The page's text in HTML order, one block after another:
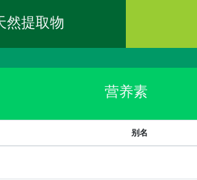
然提取物
营养素
别名